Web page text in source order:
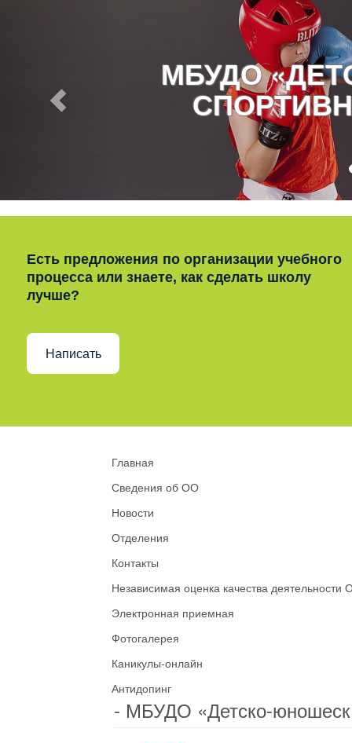
МБУДО
Есть предложения по организации учебного
процесса или знаете, как сделать школу
лучше?
Написать
Главная
Сведения об ОО
Новости
Отделения
Контакты
Независимая оценка качества деятельности
Электронная приемная
Фотогалерея
Каникулы-онлайн
Антидопинг
- МБУДО «Детско-